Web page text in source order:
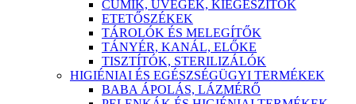
CUMIK, ÜVEGEK, KIEGÉSZÍTŐK
ETETŐSZÉKEK
TÁROLÓK ÉS MELEGÍTŐK
TÁNYÉR, KANÁL, ELŐKE
TISZTÍTÓK, STERILIZÁLÓK
HIGIÉNIAI ÉS EGÉSZSÉGÜGYI TERMÉKEK
BABA ÁPOLÁS, LÁZMÉRŐ